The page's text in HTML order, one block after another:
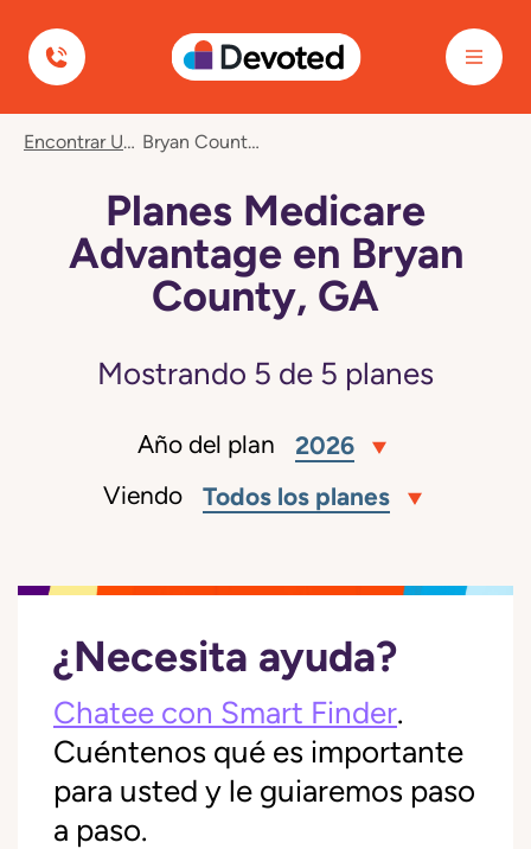
Devoted Health
Encontrar Un Plan Bryan County, GA
Planes Medicare
Advantage en Bryan
County, GA
Mostrando 5 de 5 planes
Año del plan 2026
Viendo Todos los planes
¿Necesita ayuda?
Chatee con Smart Finder.
Cuéntenos qué es importante
para usted y le guiaremos paso
a paso.